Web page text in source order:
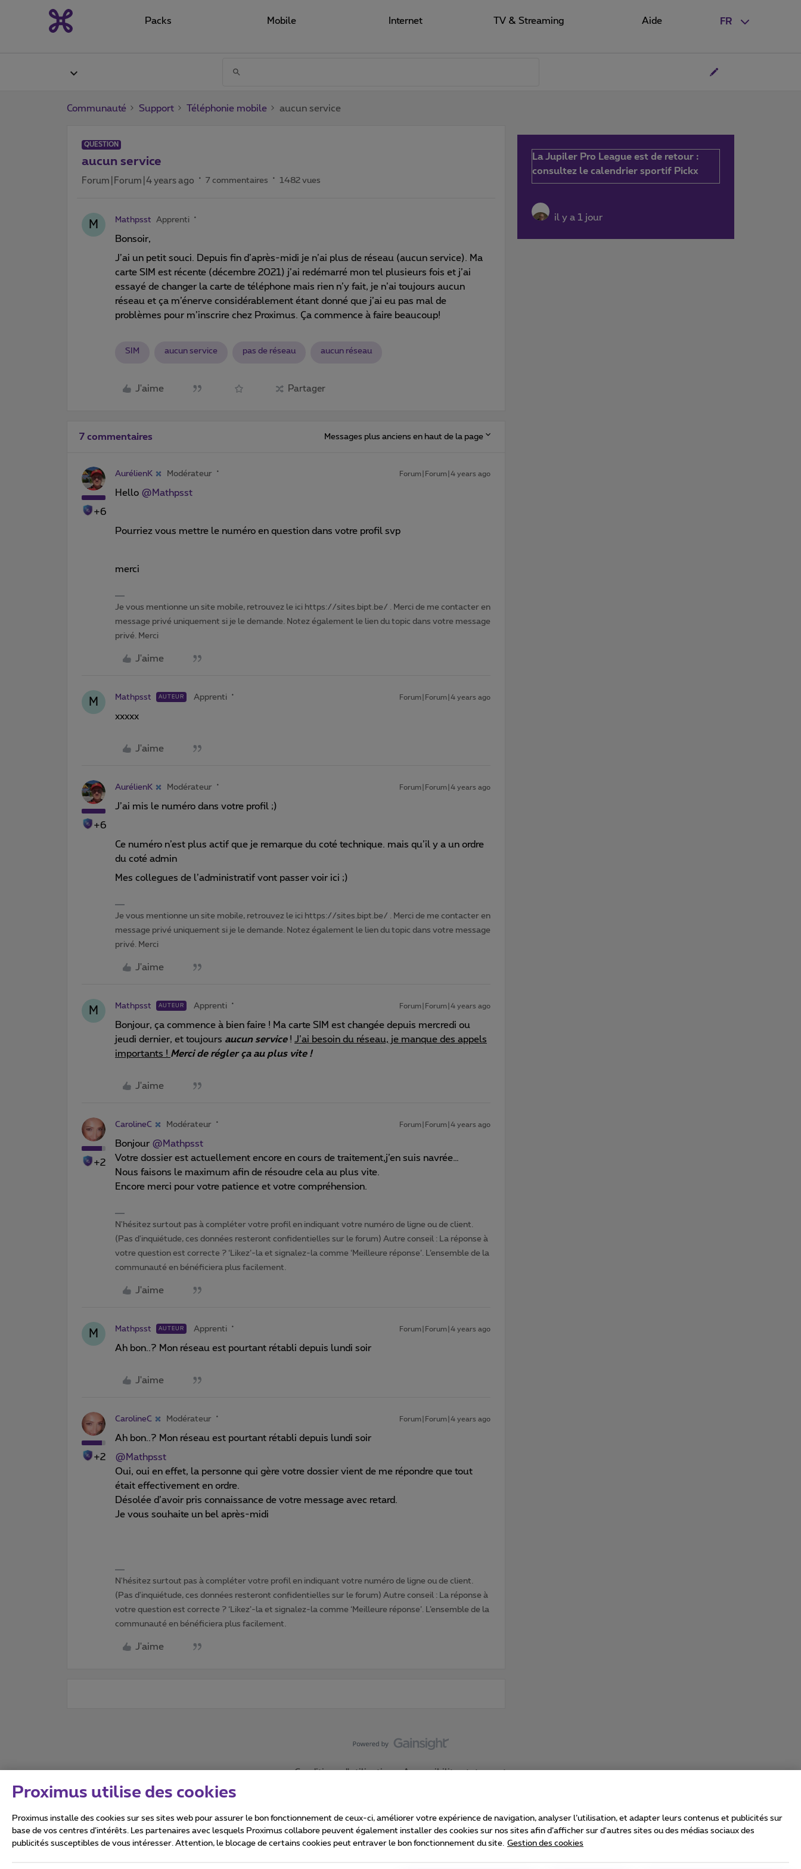
FR
Packs Mobile Internet TV & Streaming Aide
Communauté Support Téléphonie mobile aucun service
QUESTION
aucun service
Forum|Forum|4 years ago 7 commentaires 1482 vues
M Mathpsst Apprenti
Bonsoir,
J’ai un petit souci. Depuis fin d’après-midi je n’ai plus de réseau (aucun service). Ma
carte SIM est récente (décembre 2021) j’ai redémarré mon tel plusieurs fois et j’ai
essayé de changer la carte de téléphone mais rien n’y fait, je n’ai toujours aucun
réseau et ça m’énerve considérablement étant donné que j’ai eu pas mal de
problèmes pour m’inscrire chez Proximus. Ça commence à faire beaucoup!
SIM aucun service pas de réseau aucun réseau
J'aime Partager
7 commentaires Messages plus anciens en haut de la page
+6
AurélienK Modérateur Forum|Forum|4 years ago
Hello @Mathpsst
Pourriez vous mettre le numéro en question dans votre profil svp
merci
Je vous mentionne un site mobile, retrouvez le ici https://sites.bipt.be/ . Merci de me contacter en
message privé uniquement si je le demande. Notez également le lien du topic dans votre message
privé. Merci
J'aime
M Mathpsst AUTEUR Apprenti Forum|Forum|4 years ago
xxxxx
J'aime
+6
AurélienK Modérateur Forum|Forum|4 years ago
J’ai mis le numéro dans votre profil ;)
Ce numéro n’est plus actif que je remarque du coté technique. mais qu’il y a un ordre
du coté admin
Mes collegues de l’administratif vont passer voir ici ;)
Je vous mentionne un site mobile, retrouvez le ici https://sites.bipt.be/ . Merci de me contacter en
message privé uniquement si je le demande. Notez également le lien du topic dans votre message
privé. Merci
J'aime
M Mathpsst AUTEUR Apprenti Forum|Forum|4 years ago
Bonjour, ça commence à bien faire ! Ma carte SIM est changée depuis mercredi ou
jeudi dernier, et toujours aucun service ! J’ai besoin du réseau, je manque des appels
importants ! Merci de régler ça au plus vite !
J'aime
+2
CarolineC Modérateur Forum|Forum|4 years ago
Bonjour @Mathpsst
Votre dossier est actuellement encore en cours de traitement,j’en suis navrée…
Nous faisons le maximum afin de résoudre cela au plus vite.
Encore merci pour votre patience et votre compréhension.
N'hésitez surtout pas à compléter votre profil en indiquant votre numéro de ligne ou de client.
(Pas d'inquiétude, ces données resteront confidentielles sur le forum) Autre conseil : La réponse à
votre question est correcte ? ‘Likez’-la et signalez-la comme ‘Meilleure réponse’. L’ensemble de la
communauté en bénéficiera plus facilement.
J'aime
M Mathpsst AUTEUR Apprenti Forum|Forum|4 years ago
Ah bon..? Mon réseau est pourtant rétabli depuis lundi soir
J'aime
+2
CarolineC Modérateur Forum|Forum|4 years ago
Ah bon..? Mon réseau est pourtant rétabli depuis lundi soir
@Mathpsst
Oui, oui en effet, la personne qui gère votre dossier vient de me répondre que tout
était effectivement en ordre.
Désolée d’avoir pris connaissance de votre message avec retard.
Je vous souhaite un bel après-midi
N'hésitez surtout pas à compléter votre profil en indiquant votre numéro de ligne ou de client.
(Pas d'inquiétude, ces données resteront confidentielles sur le forum) Autre conseil : La réponse à
votre question est correcte ? ‘Likez’-la et signalez-la comme ‘Meilleure réponse’. L’ensemble de la
communauté en bénéficiera plus facilement.
J'aime
La Jupiler Pro League est de retour :
consultez le calendrier sportif Pickx
il y a 1 jour
Conditions d'utilisation Accessibility statement
Tous droits réservés. ©2026Proximus
Proximus utilise des cookies
Proximus installe des cookies sur ses sites web pour assurer le bon fonctionnement de ceux-ci, améliorer votre expérience de navigation, analyser l’utilisation, et adapter leurs contenus et publicités sur
base de vos centres d’intérêts. Les partenaires avec lesquels Proximus collabore peuvent également installer des cookies sur nos sites afin d’afficher sur d'autres sites ou des médias sociaux des
publicités susceptibles de vous intéresser. Attention, le blocage de certains cookies peut entraver le bon fonctionnement du site. Gestion des cookies